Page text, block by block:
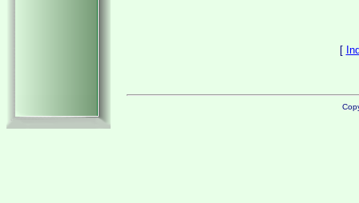
[